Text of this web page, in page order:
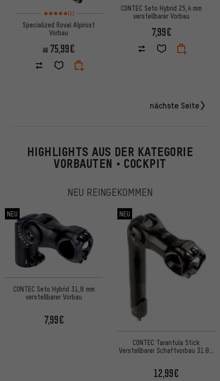
Bewertungen: 5 von 5 basierend auf 1 Bewertungen
(1)
Specialized Roval Alpinist
Vorbau
AB 75,99€
CONTEC Seto Hybrid 25,4 mm
verstellbarer Vorbau
7,99€
nächste Seite
HIGHLIGHTS AUS DER KATEGORIE
VORBAUTEN • COCKPIT
NEU REINGEKOMMEN
NEU
CONTEC Seto Hybrid 31,8 mm
verstellbarer Vorbau
7,99€
NEU
CONTEC Tarantula Stick
Verstellbarer Schaftvorbau 31.8 -
12,99€